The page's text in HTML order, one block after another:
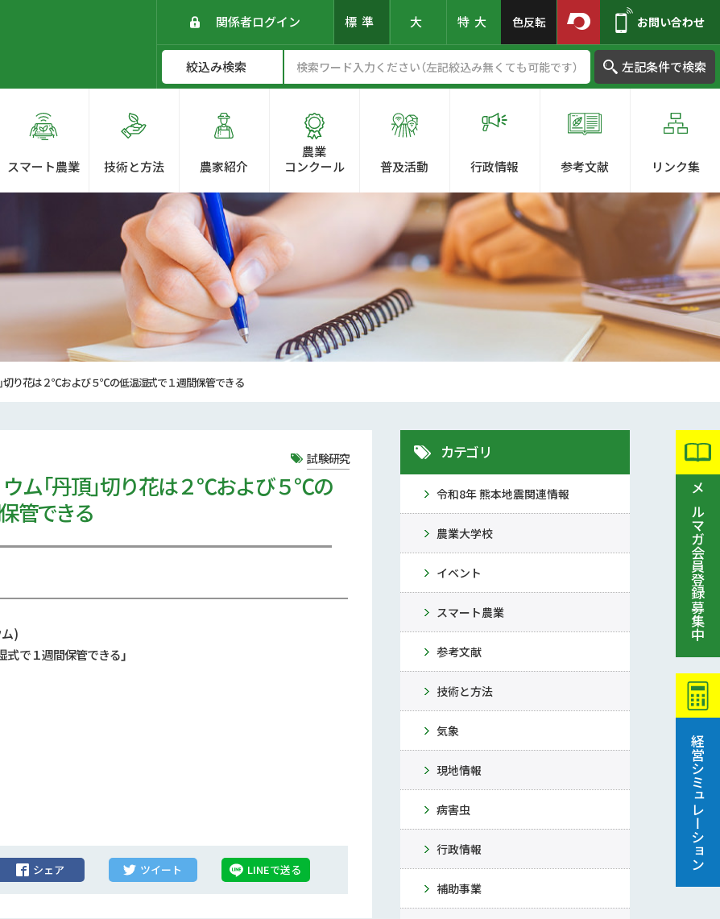
関係者ログイン 標準 大 特大 色反転 お問い合わせ
左記条件で検索
スマート農業 技術と方法 農家紹介
農業
コンクール
普及活動 行政情報 参考文献 リンク集
切り花は２℃および５℃の低温湿式で１週間保管できる
メルマガ会員登録募集中
経営シミュレーション
ム「丹頂」切り花は２℃および５℃の
管できる
ム)
式で１週間保管できる」
シェア ツイート LINEで送る
試験研究 カテゴリ
令和8年 熊本地震関連情報
農業大学校
イベント
スマート農業
参考文献
技術と方法
気象
現地情報
病害虫
行政情報
補助事業